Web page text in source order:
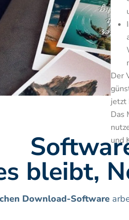
Der
jetzt
Das
und
bleibt,
Download-Software